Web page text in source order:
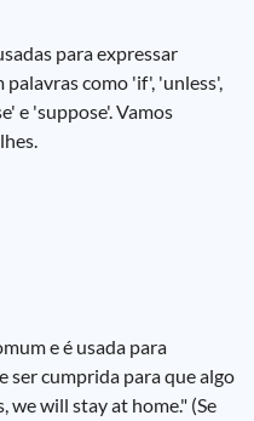
para expressar
palavras como 'if', 'unless',
e 'suppose'. Vamos
e é usada para
ser cumprida para que algo
we will stay at home." (Se